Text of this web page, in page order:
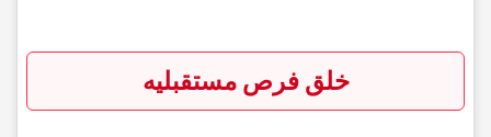
خلق فرص مستقبلیه